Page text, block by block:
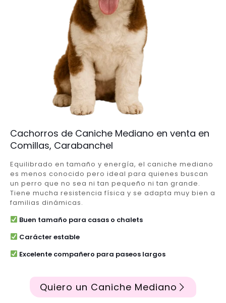
Cachorros de Caniche Mediano en venta en
Comillas, Carabanchel
Equilibrado en tamaño y energía, el caniche mediano
es menos conocido pero ideal para quienes buscan
un perro que no sea ni tan pequeño ni tan grande.
Tiene mucha resistencia física y se adapta muy bien a
familias dinámicas.
Buen tamaño para casas o chalets
Carácter estable
Excelente compañero para paseos largos
Quiero un Caniche Mediano